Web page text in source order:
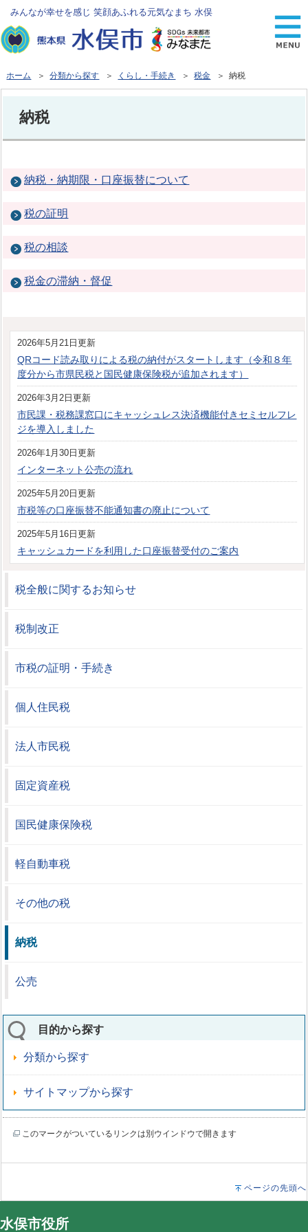
みんなが幸せを感じ 笑顔あふれる元気なまち 水俣
ホーム ＞分類から探す ＞ くらし・手続き ＞税金 ＞ 納税
納税
納税・納期限・口座振替について
税の証明
税の相談
税金の滞納・督促
2026年5月21日更新
QRコード読み取りによる税の納付がスタートします（令和８年
度分から市県民税と国民健康保険税が追加されます）
2026年3月2日更新
市民課・税務課窓口にキャッシュレス決済機能付きセミセルフレ
ジを導入しました
2026年1月30日更新
インターネット公売の流れ
2025年5月20日更新
市税等の口座振替不能通知書の廃止について
2025年5月16日更新
キャッシュカードを利用した口座振替受付のご案内
税全般に関するお知らせ
税制改正
市税の証明・手続き
個人住民税
法人市民税
固定資産税
国民健康保険税
軽自動車税
その他の税
納税
公売
目的から探す
分類から探す
サイトマップから探す
このマークがついているリンクは別ウインドウで開きます
ページの先頭へ
水俣市役所